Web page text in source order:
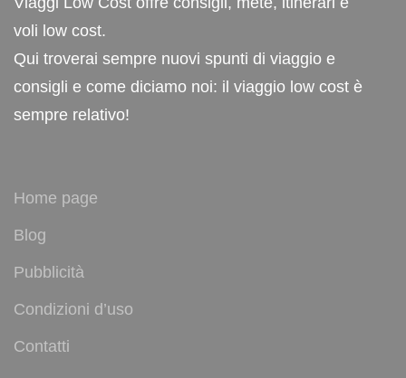
voli low cost.
Qui troverai sempre nuovi spunti di viaggio e
consigli e come diciamo noi: il viaggio low cost è
sempre relativo!
Home page
Blog
Pubblicità
Condizioni d’uso
Contatti